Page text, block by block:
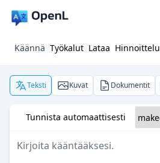
Käännä Työkalut Lataa Hinnoittelu
Teksti Kuvat Dokumentit
Tunnista automaattisesti